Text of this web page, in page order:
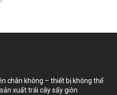
chân không – thiết bị không thể
xuất trái cây sấy giòn